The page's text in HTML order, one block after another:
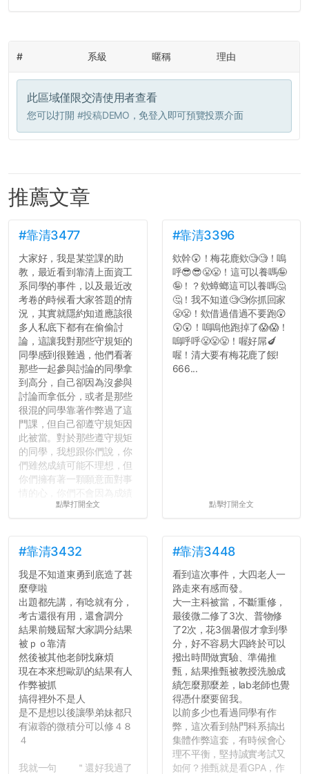
# 系級 暱稱 理由
此區域僅限交清使用者查看
您可以打開 #投稿DEMO ，免登入即可預覽投票介面
推薦文章
#靠清3477
大家好，我是某堂課的助
教，最近看到靠清上面資工
系同學的事件，以及最近改
考卷的時候看大家答題的情
況，其實就隱約知道應該很
多人私底下都有在偷偷討
論，這讓我對那些守規矩的
同學感到很難過，他們看著
那些一起參與討論的同學拿
到高分，自己卻因為沒參與
討論而拿低分，或者是那些
很混的同學靠著作弊過了這
門課，但自己卻遵守規矩因
此被當。對於那些遵守規矩
的同學，我想跟你們說，你
們雖然成績可能不理想，但
你們擁有著一顆願意面對事
壓力而選擇逃避(作弊)，在
績無法體現你們的努力，但
往後你們正直的態度一定會
讓你們在社會上適應得更
好。最後，那些作弊的同
學，你們要瞭解到作弊對你
們而言是沒有任何好處的，
大學是你們唯一可以勇敢認
錯但不需要付出太大代價的
地方，你們在這時候如果不
會學會...
點擊打開全文
#靠清3396
欸幹😲！梅花鹿欸🧐🧐！嗚
呼😎😎😤😤！這可以養嗎🤪
🤪！？欸蟑螂這可以養嗎🤔
🤔！我不知道🧐🧐你抓回家
😤😤！欸借過借過不要跑😲
😲😲！嗚嗚他跑掉了😱😱！
嗚呼呼😤😤😤！喔好屌🍆
喔！清大要有梅花鹿了餒!
666...
點擊打開全文
#靠清3432
我是不知道東勇到底造了甚
麼孽啦
出題都先講，有唸就有分，
考古還很有用，還會調分
結果前幾屆幫大家調分結果
被ｐｏ靠清
然後被其他老師找麻煩
現在本來想歐趴的結果有人
作弊被抓
搞得裡外不是人
是不是想以後讓學弟妹都只
有淑蓉的微積分可以修４８
４
我就一句 ＂還好我過了
#靠清3448
看到這次事件，大四老人一
路走來有感而發。
大一主科被當，不斷重修，
最後微二修了3次、普物修
了2次，花3個暑假才拿到學
分，好不容易大四終於可以
撥出時間做實驗、準備推
甄，結果推甄被教授洗臉成
績怎麼那麼差，lab老師也覺
得憑什麼要留我。
以前多少也看過同學有作
弊，這次看到熱門科系搞出
集體作弊這套，有時候會心
理不平衡，堅持誠實考試又
如何？推甄就是看GPA，作